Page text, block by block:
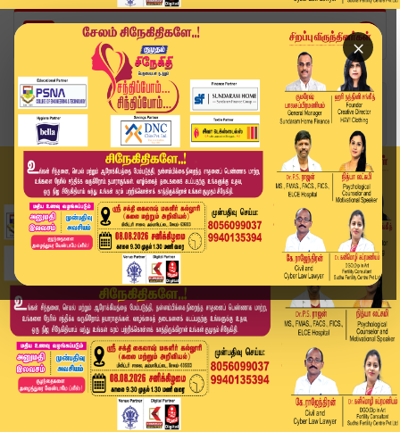
×
Home
வீடியோ ஸ்டோரி
Karur Tragedy | ஆதவ் அர்ஜுனா தலைமறைவு? | Aadhav...